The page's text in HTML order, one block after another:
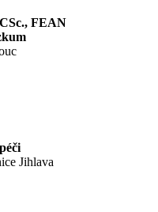
FEAN
Jihlava